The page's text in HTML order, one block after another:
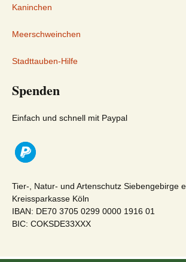
Kaninchen
Meerschweinchen
Stadttauben-Hilfe
Spenden
Einfach und schnell mit Paypal
Tier-, Natur- und Artenschutz Siebengebirge
Kreissparkasse Köln
IBAN: DE70 3705 0299 0000 1916 01
BIC: COKSDE33XXX